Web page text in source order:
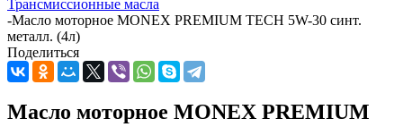
Трансмиссионные масла
-Масло моторное MONEX PREMIUM TECH 5W-30 синт.
металл. (4л)
Поделиться
Масло моторное MONEX PREMIUM